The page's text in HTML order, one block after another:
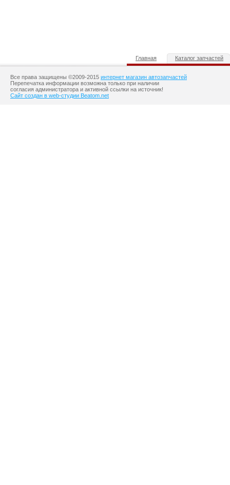
Главная Каталог запчастей
Все права защищены ©2009-2015 интернет магазин автозапчастей
Перепечатка информации возможна только при наличии
согласия администратора и активной ссылки на источник!
Сайт создан в web-студии Beatom.net